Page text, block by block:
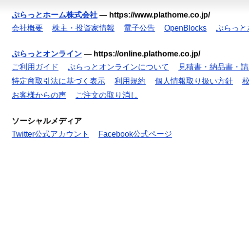
ぷらっとホーム株式会社 — https://www.plathome.co.jp/
会社概要
株主・投資家情報 電子公告 OpenBlocks ぷらっと
ぷらっとオンライン — https://online.plathome.co.jp/
ご利用ガイド
ぷらっとオンラインについて 見積書・納品書・
特定商取引法に基づく表示
利用規約 個人情報取り扱い方針
お客様からの声
ご注文の取り消し
ソーシャルメディア
Twitter公式アカウント
Facebook公式ページ